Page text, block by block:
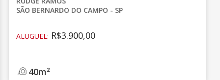
SÃO BERNARDO DO CAMPO - SP
ALUGUEL: R$3.900,00
40m²